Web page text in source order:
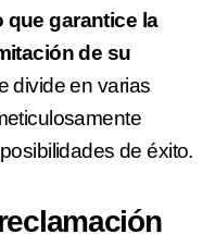
garantice la
de su
divide en varias
de éxito.